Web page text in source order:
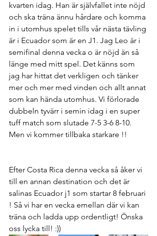
kvarten idag. Han är självfallet inte nöjd
och ska träna ännu hårdare och komma
in i utomhus spelet tills vår nästa tävling
är i Ecuador som är en J1. Jag Leo är i
semifinal denna vecka o är nöjd än så
länge med mitt spel. Det känns som
jag har hittat det verkligen och tänker
mer och mer med vinden och allt annat
som kan hända utomhus. Vi förlorade
dubbeln tyvärr i semin idag i en super
tuff match som slutade 7-5 3-6 8-10.
Men vi kommer tillbaka starkare !!
Efter Costa Rica denna vecka så åker vi
till en annan destination och det är
salinas Ecuador j1 som startar 8 februari
! Så vi har en vecka emellan där vi kan
träna och ladda upp ordentligt! Önska
oss lycka till! :))